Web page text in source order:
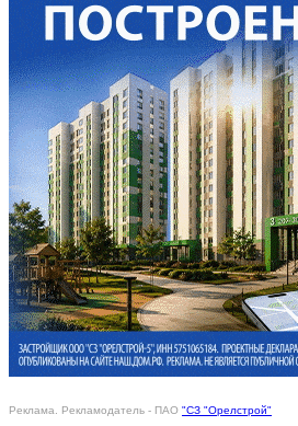
Реклама. Рекламодатель - ПАО "СЗ "Орелстрой"